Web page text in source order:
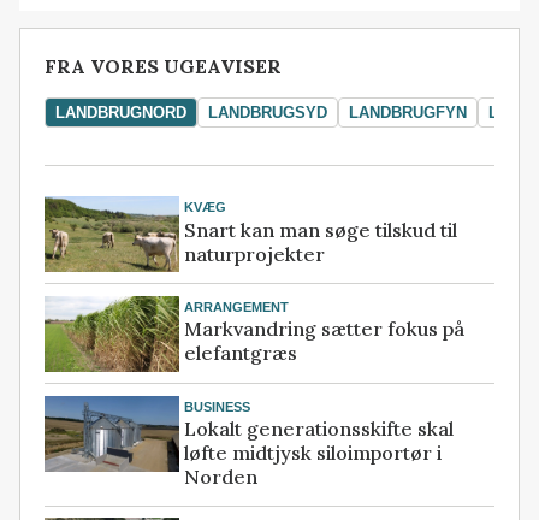
FRA VORES UGEAVISER
LANDBRUGNORD LANDBRUGSYD LANDBRUGFYN
KVÆG
Snart kan man søge tilskud til
naturprojekter
ARRANGEMENT
Markvandring sætter fokus på
elefantgræs
BUSINESS
Lokalt generationsskifte skal
løfte midtjysk siloimportør i
Norden